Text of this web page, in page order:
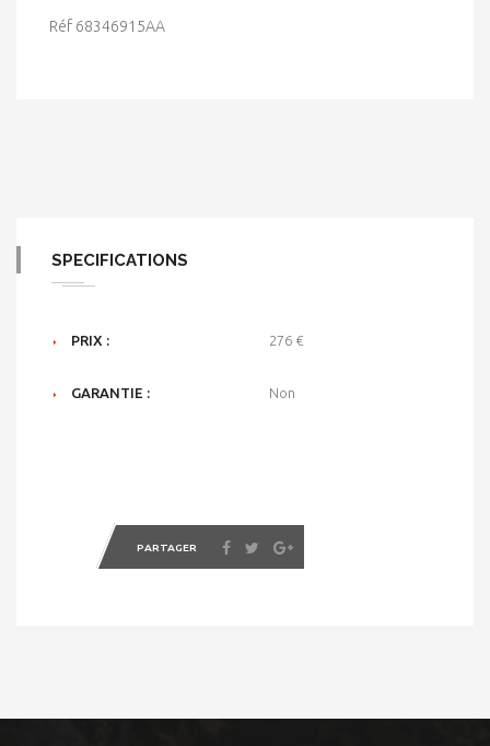
Réf 68346915AA
SPECIFICATIONS
PRIX : 276 €
GARANTIE : Non
PARTAGER